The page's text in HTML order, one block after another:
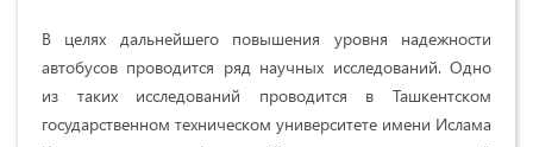
В целях дальнейшего повышения уровня надежности
автобусов проводится ряд научных исследований. Одно
из таких исследований проводится в Ташкентском
государственном техническом университете имени Ислама